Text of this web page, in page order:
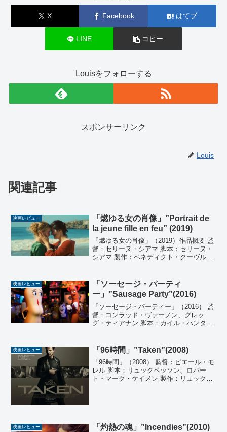
X Facebook はてブ
LINE コピー
Louisをフォローする
スポンサーリンク
Louis
関連記事
映画レビュー
「燃ゆる女の肖像」”Portrait de
la jeune fille en feu” (2019)
「燃ゆる女の肖像」（2019）作品概要 監
督：セリーヌ・シアマ 脚本：セリーヌ・
シアマ 製作：ベネディクト・クーヴルー
出演：アデル・エネル、ノエミ・メルラ
ン、ル...
映画レビュー
「ソーセージ・パーティ
ー」”Sausage Party”(2016)
「ソーセージ・パーティー」（2016） 監
督：コンラッド・ヴァーノン、グレッ
グ・ティアナン 脚本：カイル・ハンタ
セス・ローゲン、エバン・ゴールドバー
グ、ジョナ・ヒル ...
映画レビュー 「96時間」”Taken”(2008)
「96時間」（2008） 監督：ピエール・モ
レル 脚本：リュックベッソン、ロバー
ト・マーク・ケイメン 製作：リュック・
映画レビュー 「灼熱の魂」”Incendies”(2010)